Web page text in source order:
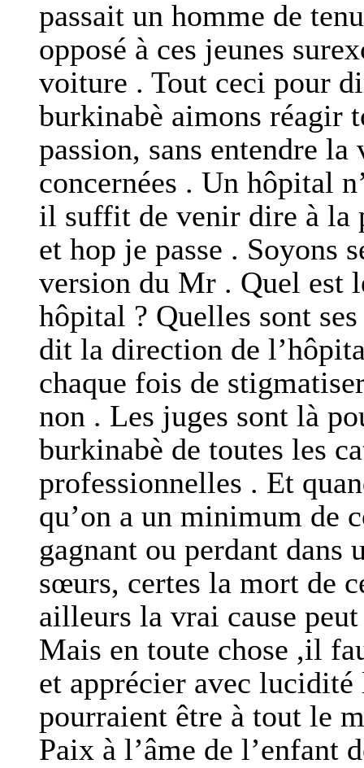
passait un homme de
opposé à ces jeunes
voiture . Tout ceci pour
burkinabè aimons réagir
passion, sans entendre
concernées . Un hôpital
il suffit de venir dire à la
et hop je passe . Soyons
version du Mr . Quel est
hôpital ? Quelles sont
dit la direction de
chaque fois de
non . Les juges sont là
burkinabè de toutes les
professionnelles . Et
qu’on a un minimum de
gagnant ou perdant dans
sœurs, certes la mort de
ailleurs la vrai cause
Mais en toute chose ,il
et apprécier avec
pourraient être à tout le
Paix à l’âme de l’enfant